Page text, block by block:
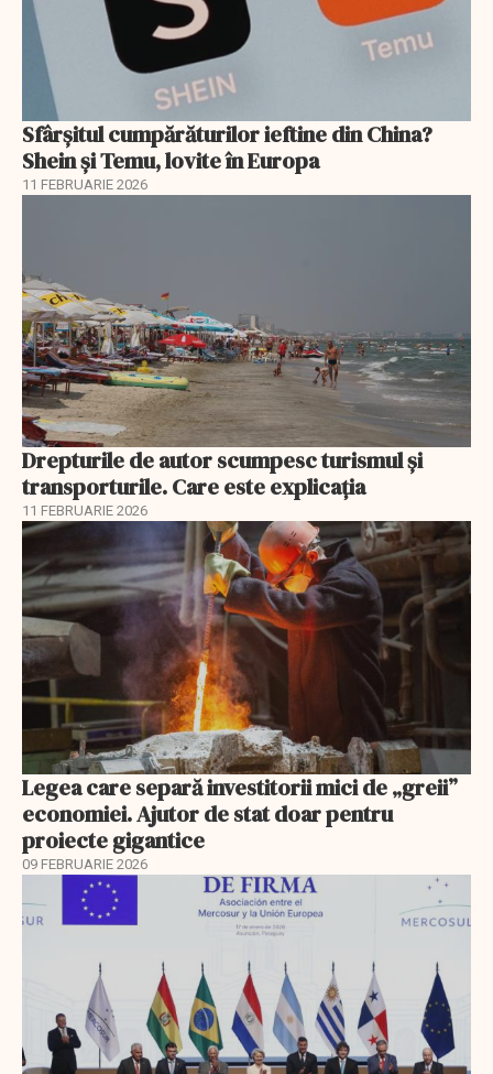
Sfârșitul cumpărăturilor ieftine din China?
Shein și Temu, lovite în Europa
11 FEBRUARIE 2026
Drepturile de autor scumpesc turismul și
transporturile. Care este explicația
11 FEBRUARIE 2026
Legea care separă investitorii mici de „greii”
economiei. Ajutor de stat doar pentru
proiecte gigantice
09 FEBRUARIE 2026